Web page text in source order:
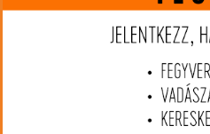
hornyok csökkentik a csővel
javítja a ballisztikai
becsapódáskor létrejövő
alacsony, kb. 500 m/s